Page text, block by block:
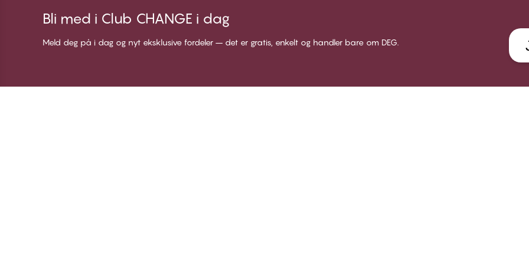
Bli med i Club CHANGE i dag
Meld deg på i dag og nyt eksklusive fordeler – det er gratis, enkelt og handler bare om DEG.